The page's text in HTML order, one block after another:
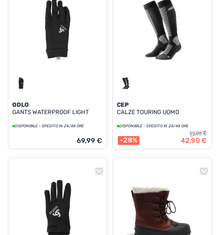
ODLO
GANTS WATERPROOF LIGHT
DISPONIBILE - SPEDITO IN 24/48 ORE
69,99 €
CEP
CALZE TOURING UOMO
DISPONIBILE - SPEDITO IN 24/48 ORE
-28%
59,95 €
42,90 €